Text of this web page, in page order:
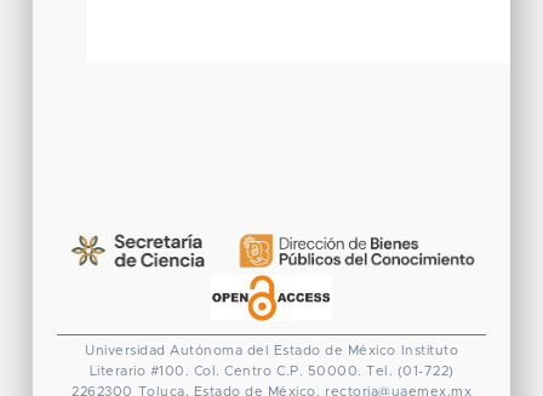
Universidad Autónoma del Estado de México
Instituto
Literario #100. Col. Centro C.P. 50000. Tel. (01-722)
2262300 Toluca, Estado de México. rectoria@uaemex.mx